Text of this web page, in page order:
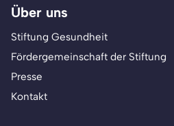
Über uns
Stiftung Gesundheit
Fördergemeinschaft der Stiftung
Presse
Kontakt